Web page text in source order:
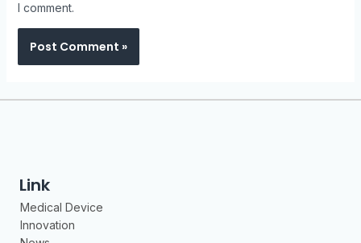
I comment.
Link
Medical Device
Innovation